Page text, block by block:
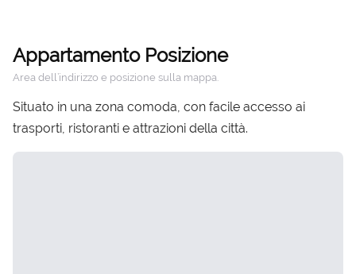
Appartamento Posizione
Area dell’indirizzo e posizione sulla mappa.
Situato in una zona comoda, con facile accesso ai
trasporti, ristoranti e attrazioni della città.